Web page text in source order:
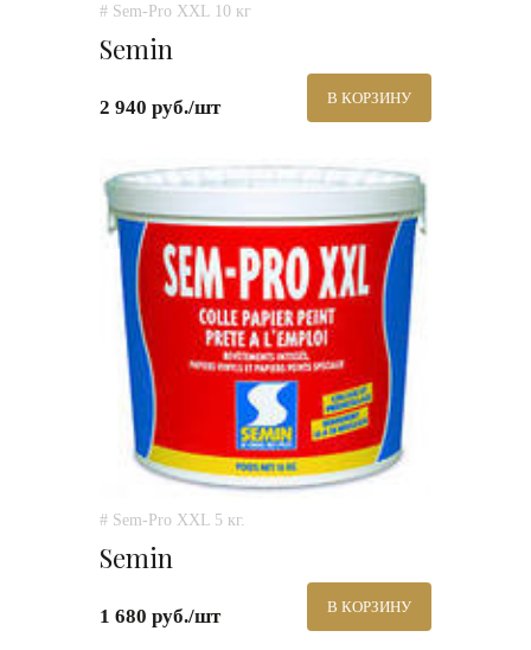
# Sem-Pro XXL 10 кг
Semin
2 940 руб./шт В КОРЗИНУ
# Sem-Pro XXL 5 кг.
Semin
1 680 руб./шт В КОРЗИНУ